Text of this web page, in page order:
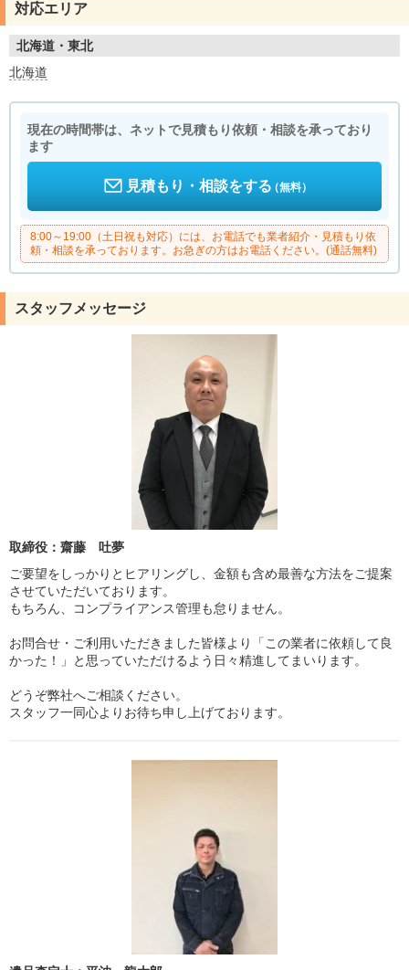
対応エリア
北海道・東北
北海道
現在の時間帯は、ネットで見積もり依頼・相談を承っており
ます
見積もり・相談をする（無料）
8:00～19:00（土日祝も対応）には、お電話でも業者紹介・見積もり依
頼・相談を承っております。お急ぎの方はお電話ください。(通話無料)
スタッフメッセージ
取締役：齋藤 吐夢
ご要望をしっかりとヒアリングし、金額も含め最善な方法をご提案
させていただいております。
もちろん、コンプライアンス管理も怠りません。
お問合せ・ご利用いただきました皆様より「この業者に依頼して良
かった！」と思っていただけるよう日々精進してまいります。
どうぞ弊社へご相談ください。
スタッフ一同心よりお待ち申し上げております。